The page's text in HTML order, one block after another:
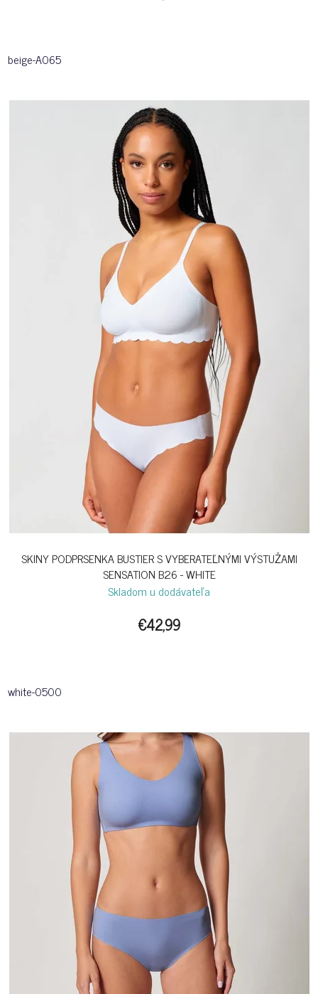
beige-A065
SKINY PODPRSENKA BUSTIER S VYBERATEĽNÝMI VÝSTUŽAMI
SENSATION B26 - WHITE
Skladom u dodávateľa
€42,99
white-0500